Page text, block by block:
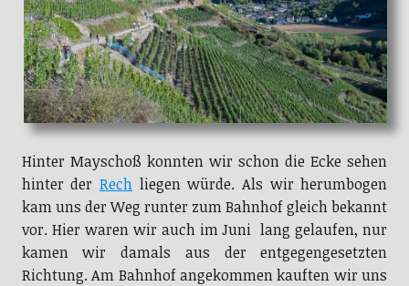
Hinter Mayschoß konnten wir schon die Ecke sehen
hinter derRech liegen würde. Als wir herumbogen
kam uns der Weg runter zum Bahnhof gleich bekannt
vor. Hier waren wir auch im Juni lang gelaufen, nur
kamen wir damals aus der entgegengesetzten
Richtung. Am Bahnhof angekommen kauften wir uns